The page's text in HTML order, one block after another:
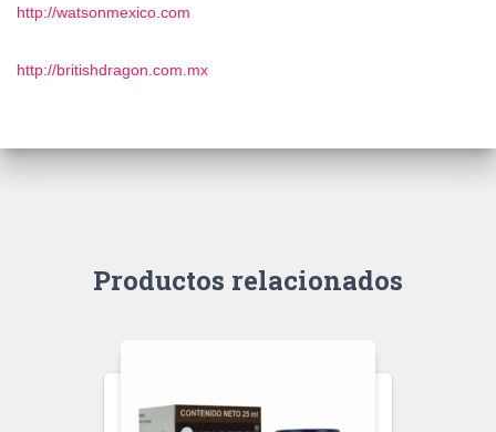
http://watsonmexico.com
http://britishdragon.com.mx
Productos relacionados